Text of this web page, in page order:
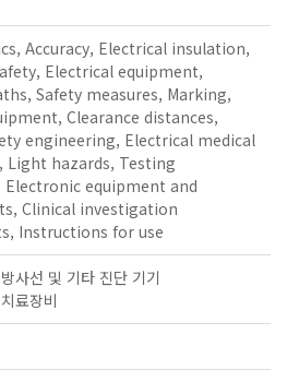
Accuracy, Electrical insulation,
Electrical equipment,
Safety measures, Marking,
Clearance distances,
engineering, Electrical medical
Light hazards, Testing
equipment and
Clinical investigation
Instructions for use
사선 및 기타 진단 기기
료장비